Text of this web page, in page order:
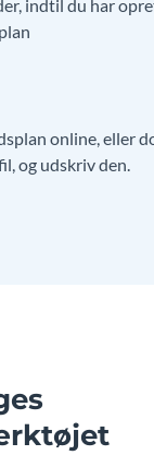
indtil du har
online, eller
og udskriv den.